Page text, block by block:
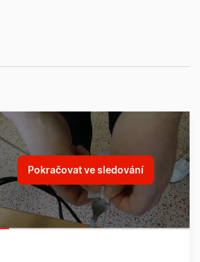
Pokračovat ve sledování